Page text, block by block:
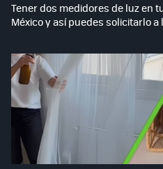
Tener dos medidores de luz en
México y así puedes solicitarlo a